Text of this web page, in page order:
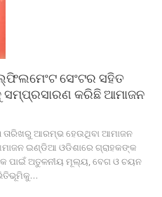
ସେଂଟର ସହିତ
ସମ୍ପ୍ରସାରଣ କରିଛି ଆମାଜନ
ତାରିଖରୁ ଆରମ୍ଭ ହେଉଥିବା ଆମାଜନ
ଇଣ୍ଡିଆ ଓଡିଶାରେ ଗ୍ରାହକଙ୍କ
ପାଇଁ ଅତୁଳନୀୟ ମୂଲ୍ୟ, ବେଗ ଓ ଚୟନ
…